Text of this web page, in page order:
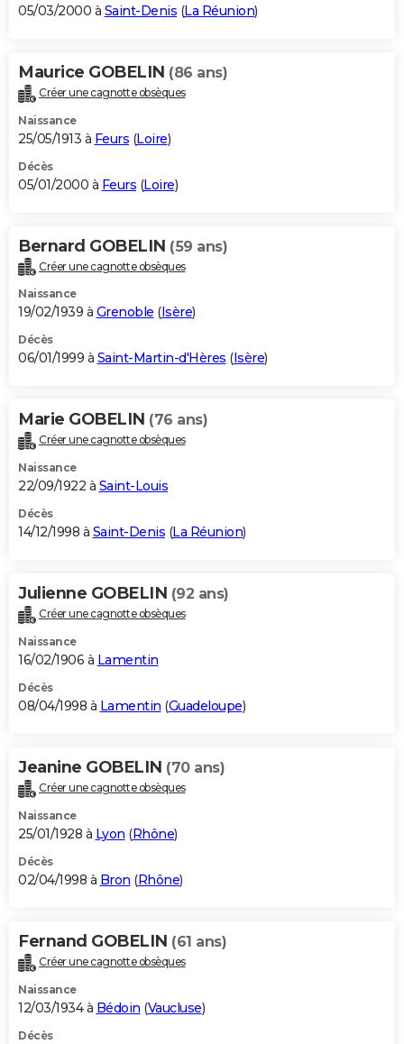
05/03/2000 à Saint-Denis (La Réunion)
Maurice GOBELIN (86 ans)
Créer une cagnotte obsèques
Naissance
25/05/1913 à Feurs (Loire)
Décès
05/01/2000 à Feurs (Loire)
Bernard GOBELIN (59 ans)
Créer une cagnotte obsèques
Naissance
19/02/1939 à Grenoble (Isère)
Décès
06/01/1999 à Saint-Martin-d'Hères (Isère)
Marie GOBELIN (76 ans)
Créer une cagnotte obsèques
Naissance
22/09/1922 à Saint-Louis
Décès
14/12/1998 à Saint-Denis (La Réunion)
Julienne GOBELIN (92 ans)
Créer une cagnotte obsèques
Naissance
16/02/1906 à Lamentin
Décès
08/04/1998 à Lamentin (Guadeloupe)
Jeanine GOBELIN (70 ans)
Créer une cagnotte obsèques
Naissance
25/01/1928 à Lyon (Rhône)
Décès
02/04/1998 à Bron (Rhône)
Fernand GOBELIN (61 ans)
Créer une cagnotte obsèques
Naissance
12/03/1934 à Bédoin (Vaucluse)
Décès